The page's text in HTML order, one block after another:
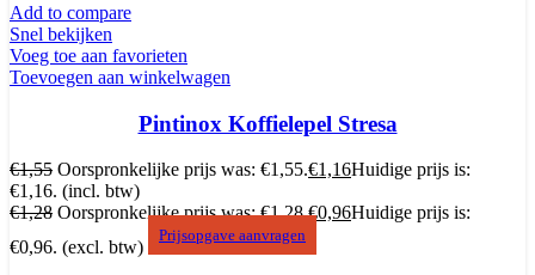
Add to compare
Snel bekijken
Voeg toe aan favorieten
Toevoegen aan winkelwagen
Pintinox Koffielepel Stresa
€1,55 Oorspronkelijke prijs was: €1,55.€1,16Huidige prijs is:
€1,16. (incl. btw)
€1,28 Oorspronkelijke prijs was: €1,28.€0,96Huidige prijs is:
€0,96. (excl. btw)
Prijsopgave aanvragen